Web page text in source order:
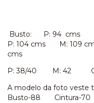
Busto: P: 94 cms
P: 104 cms M: 109
cms
P: 38/40 M: 42
A modelo da foto veste
Busto-88 Cintura-70